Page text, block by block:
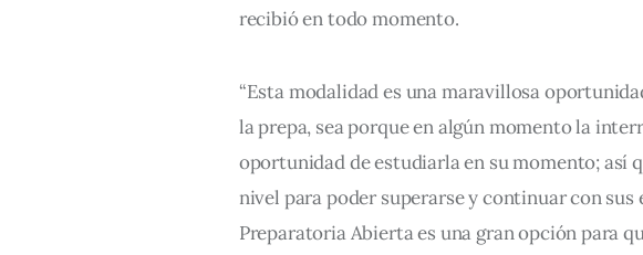
recibió en todo momento.
“Esta modalidad es una maravillosa
la prepa, sea porque en algún momento la
oportunidad de estudiarla en su momento; así
nivel para poder superarse y continuar con sus
Preparatoria Abierta es una gran opción para